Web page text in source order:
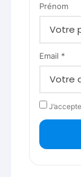
Prénom
Email *